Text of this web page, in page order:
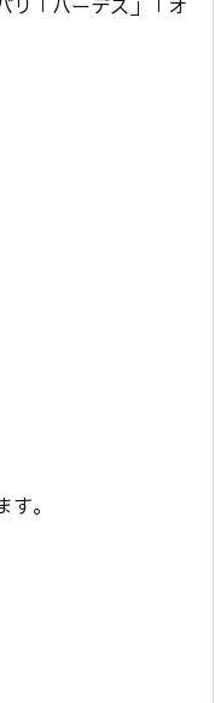
リ「ハーデス」「オ
。